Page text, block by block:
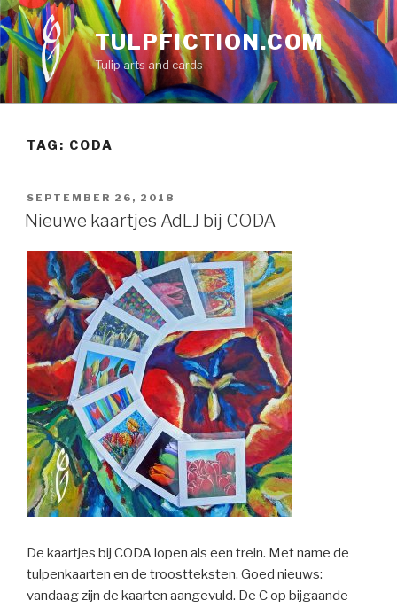
Skip
to
content
TULPFICTION.COM
Tulip arts and cards
TAG: CODA
POSTED
ON
SEPTEMBER 26, 2018
Nieuwe kaartjes AdLJ bij CODA
De kaartjes bij CODA lopen als een trein. Met name de
tulpenkaarten en de troostteksten. Goed nieuws:
vandaag zijn de kaarten aangevuld. De C op bijgaande